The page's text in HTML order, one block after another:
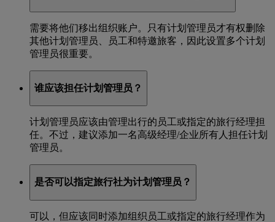
需要将他们移出组织账户。只有计划管理员才有权删除
其他计划管理员、员工和特邀旅客，因此设置多个计划
管理员很重要。
谁应该担任计划管理员？
计划管理员应该由管理出行的员工或指定的旅行经理担
任。不过，建议添加一名高级经理/企业所有人担任计划
管理员。
是否可以指定旅行社为计划管理员？
可以，但应该同时添加组织员工或指定的旅行经理作为